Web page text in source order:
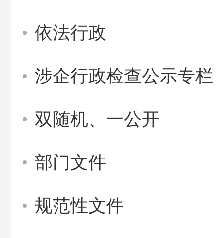
依法行政
涉企行政检查公示专栏
双随机、一公开
部门文件
规范性文件